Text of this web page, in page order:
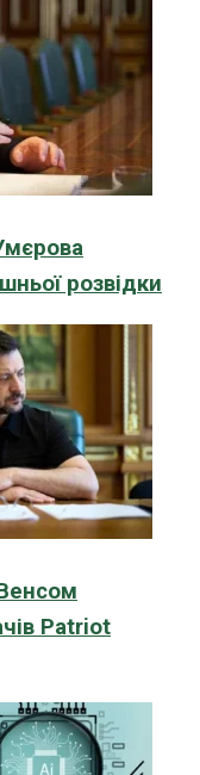
розвідки
Patriot